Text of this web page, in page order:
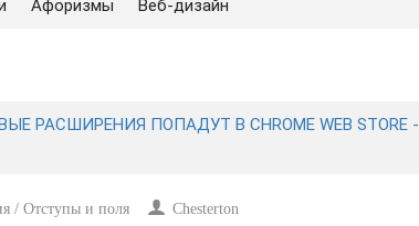
Афоризмы Веб-дизайн
РАСШИРЕНИЯ ПОПАДУТ В CHROME WEB STORE -
/ Отступы и поля
Chesterton